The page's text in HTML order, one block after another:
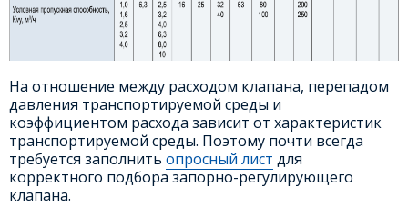
На отношение между расходом клапана, перепадом
давления транспортируемой среды и
коэффициентом расхода зависит от характеристик
транспортируемой среды. Поэтому почти всегда
требуется заполнить опросный лист для
корректного подбора запорно-регулирующего
клапана.